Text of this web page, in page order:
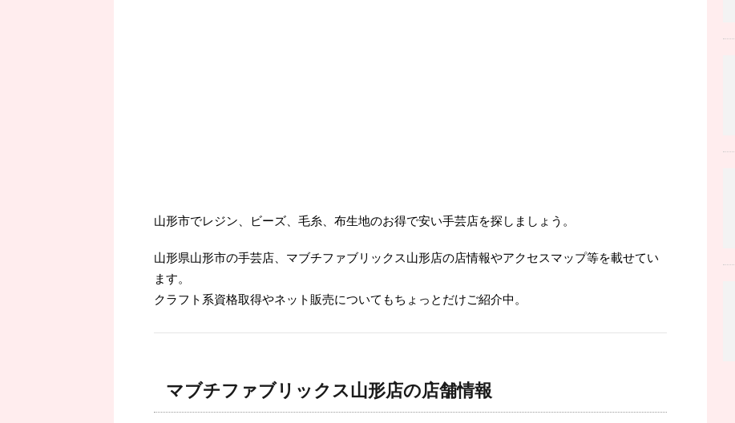
山形市でレジン、ビーズ、毛糸、布生地のお得で安い手芸店を探しましょう。
山形県山形市の手芸店、マブチファブリックス山形店の店情報やアクセスマップ等を載せてい
ます。
クラフト系資格取得やネット販売についてもちょっとだけご紹介中。
マブチファブリックス山形店の店舗情報